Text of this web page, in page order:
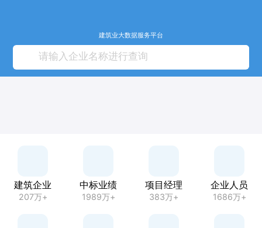
建筑业大数据服务平台
建筑企业
207万+
中标业绩
1989万+
项目经理
383万+
企业人员
1686万+